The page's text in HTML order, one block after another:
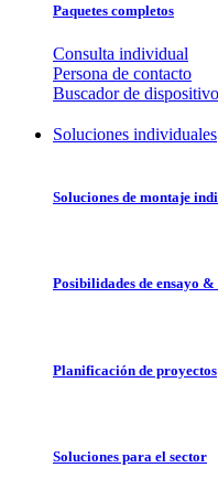
Paquetes completos
Consulta individual
Persona de contacto
Buscador de
Soluciones individuales
Soluciones de montaje
Posibilidades de ensayo
Planificación de proyectos
Soluciones para el sector